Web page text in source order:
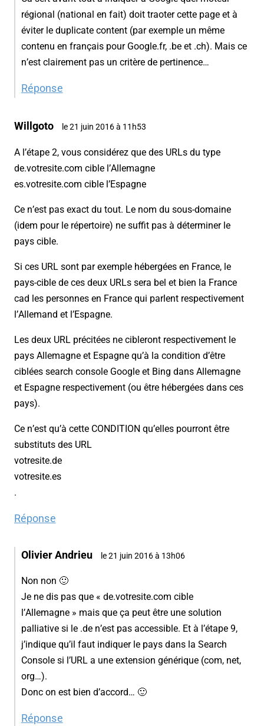
régional (national en fait) doit traoter cette page et à
éviter le duplicate content (par exemple un même
contenu en français pour Google.fr, .be et .ch). Mais ce
n’est clairement pas un critère de pertinence…
Réponse
Willgoto le 21 juin 2016 à 11h53
A l’étape 2, vous considérez que des URLs du type
de.votresite.com cible l’Allemagne
es.votresite.com cible l’Espagne
Ce n’est pas exact du tout. Le nom du sous-domaine
(idem pour le répertoire) ne suffit pas à déterminer le
pays cible.
Si ces URL sont par exemple hébergées en France, le
pays-cible de ces deux URLs sera bel et bien la France
cad les personnes en France qui parlent respectivement
l’Allemand et l’Espagne.
Les deux URL précitées ne cibleront respectivement le
pays Allemagne et Espagne qu’à la condition d’être
ciblées search console Google et Bing dans Allemagne
et Espagne respectivement (ou être hébergées dans ces
pays).
Ce n’est qu’à cette CONDITION qu’elles pourront être
substituts des URL
votresite.de
votresite.es
.
Réponse
Olivier Andrieu le 21 juin 2016 à 13h06
Non non 🙂
Je ne dis pas que « de.votresite.com cible
l’Allemagne » mais que ça peut être une solution
palliative si le .de n’est pas accessible. Et à l’étape 9,
j’indique qu’il faut indiquer le pays dans la Search
Console si l’URL a une extension générique (com, net,
org…).
Donc on est bien d’accord… 🙂
Réponse